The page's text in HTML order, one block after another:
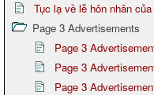
Tục lạ về lễ hôn nhân
Page 3 Advertisements
Page 3
Page 3
Page 3